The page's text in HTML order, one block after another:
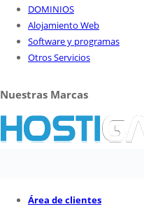
DOMINIOS
Alojamiento Web
Software y programas
Otros Servicios
Nuestras Marcas
Área de clientes